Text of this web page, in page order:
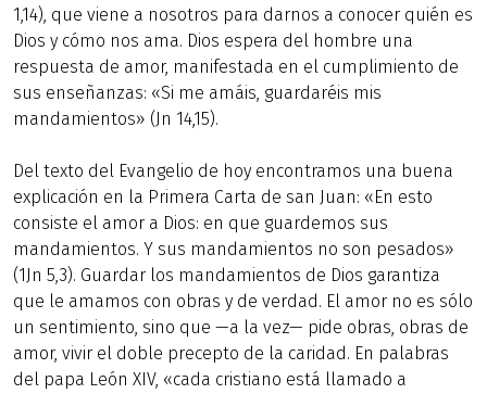
1,14), que viene a nosotros para darnos a conocer quién es
Dios y cómo nos ama. Dios espera del hombre una
respuesta de amor, manifestada en el cumplimiento de
sus enseñanzas: «Si me amáis, guardaréis mis
mandamientos» (Jn 14,15).
Del texto del Evangelio de hoy encontramos una buena
explicación en la Primera Carta de san Juan: «En esto
consiste el amor a Dios: en que guardemos sus
mandamientos. Y sus mandamientos no son pesados»
(1Jn 5,3). Guardar los mandamientos de Dios garantiza
que le amamos con obras y de verdad. El amor no es sólo
un sentimiento, sino que —a la vez— pide obras, obras de
amor, vivir el doble precepto de la caridad. En palabras
del papa León XIV, «cada cristiano está llamado a